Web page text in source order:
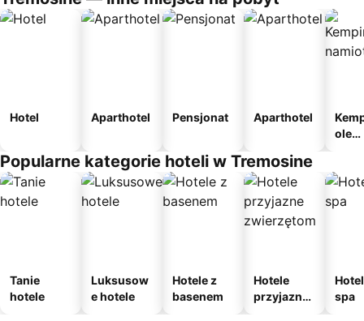
Hotel Aparthotel Pensjonat Aparthotel
ole
Popularne kategorie hoteli w Tremosine
Tanie
hotele
Luksusow
e hotele
Hotele z
basenem
Hotele
przyjazne
spa